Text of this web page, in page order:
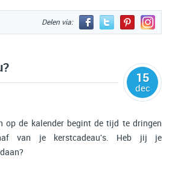
Delen via:
op de kalender begint de tijd te dringen
van je kerstcadeau's. Heb jij je
15
dec